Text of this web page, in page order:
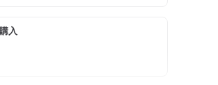
入